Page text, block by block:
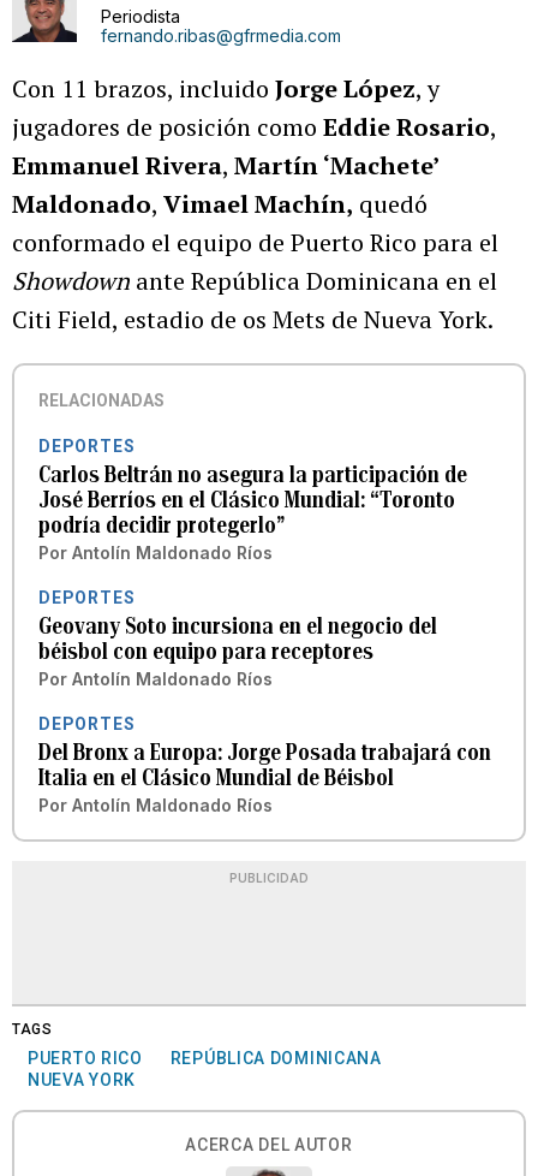
Periodista
fernando.ribas@gfrmedia.com
Con 11 brazos, incluido Jorge López, y
jugadores de posición como Eddie Rosario,
Emmanuel Rivera, Martín ‘Machete’
Maldonado, Vimael Machín, quedó
conformado el equipo de Puerto Rico para el
Showdown ante República Dominicana en el
Citi Field, estadio de os Mets de Nueva York.
RELACIONADAS
DEPORTES
Carlos Beltrán no asegura la participación de
José Berríos en el Clásico Mundial: “Toronto
podría decidir protegerlo”
Por Antolín Maldonado Ríos
DEPORTES
Geovany Soto incursiona en el negocio del
béisbol con equipo para receptores
Por Antolín Maldonado Ríos
DEPORTES
Del Bronx a Europa: Jorge Posada trabajará con
Italia en el Clásico Mundial de Béisbol
Por Antolín Maldonado Ríos
PUBLICIDAD
TAGS
PUERTO RICO
REPÚBLICA DOMINICANA
NUEVA YORK
ACERCA DEL AUTOR